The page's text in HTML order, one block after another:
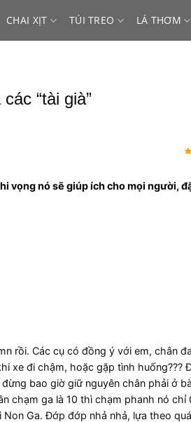
CHAI XỊT TÚI TREO LÁ THƠM
“tài già”
vọng nó sẽ giúp ích cho mọi người,
rồi. Các cụ có đồng ý với em, chân
xe đi chậm, hoặc gặp tình huống???
bao giờ giữ nguyên chân phải ở
chạm ga là 10 thì chạm phanh nó chỉ
Ga. Đớp đớp nhả nhả, lựa theo